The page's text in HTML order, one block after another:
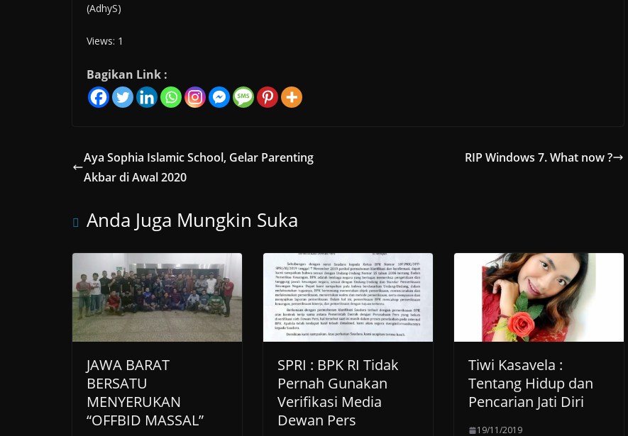
(AdhyS)
Views: 1
Bagikan Link :
Aya Sophia Islamic School, Gelar Parenting
Akbar di Awal 2020
RIP Windows 7. What now ?
Anda Juga Mungkin Suka
JAWA BARAT
BERSATU
MENYERUKAN
“OFFBID MASSAL”
SPRI : BPK RI Tidak
Pernah Gunakan
Verifikasi Media
Dewan Pers
Tiwi Kasavela :
Tentang Hidup dan
Pencarian Jati Diri
19/11/2019